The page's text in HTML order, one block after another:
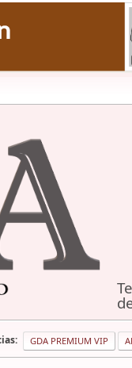
GDA PREMIUM VIP